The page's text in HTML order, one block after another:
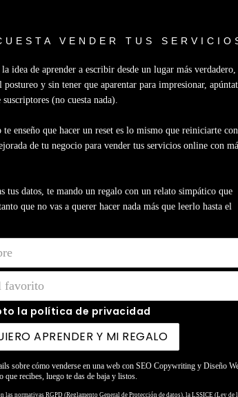
VENDER TUS
idea de aprender a escribir desde un lugar más verdadero,
postureo y sin tener que aparentar para impresionar,
(no cuesta nada).
te enseño que hacer un reset es lo mismo que reiniciarte
de tu negocio para vender tus servicios online con
tus datos, te mando un regalo con un relato simpático que
que no vas a querer hacer nada más que leerlo hasta el
la política de privacidad
sobre cómo venderse en una web con SEO Copywriting y Diseño
que recibes, luego te das de baja y listos.
las normativas RGPD (Reglamento General de Protección de datos), la LSSICE (Ley de